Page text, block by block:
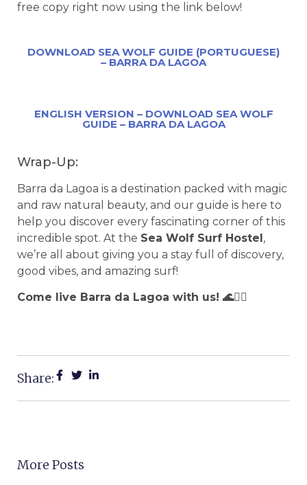
free copy right now using the link below!
DOWNLOAD SEA WOLF GUIDE (PORTUGUESE)
– BARRA DA LAGOA
ENGLISH VERSION – DOWNLOAD SEA WOLF
GUIDE – BARRA DA LAGOA
Wrap-Up:
Barra da Lagoa is a destination packed with magic
and raw natural beauty, and our guide is here to
help you discover every fascinating corner of this
incredible spot. At the Sea Wolf Surf Hostel,
we’re all about giving you a stay full of discovery,
good vibes, and amazing surf!
Come live Barra da Lagoa with us! 🌊🏄‍♀️
Share:
More Posts